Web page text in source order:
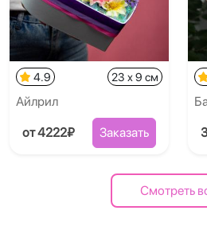
4.9 23 x 9 см
Айлрил
от 4222₽ Заказать
Смотреть